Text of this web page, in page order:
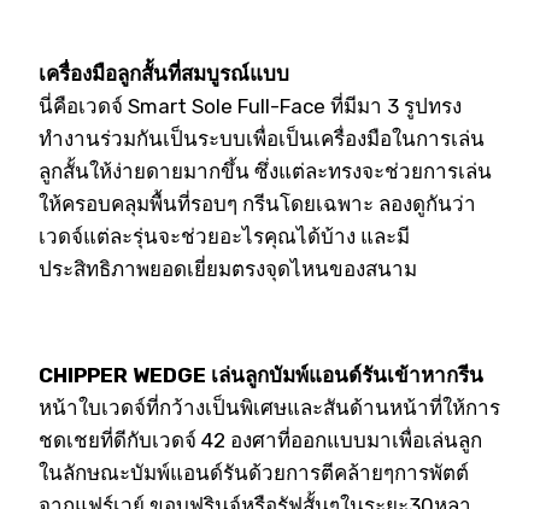
เครื่องมือลูกสั้นที่สมบูรณ์แบบ
นี่คือเวดจ์ Smart Sole Full-Face ที่มีมา 3 รูปทรง
ทำงานร่วมกันเป็นระบบเพื่อเป็นเครื่องมือในการเล่น
ลูกสั้นให้ง่ายดายมากขึ้น ซึ่งแต่ละทรงจะช่วยการเล่น
ให้ครอบคลุมพื้นที่รอบๆ กรีนโดยเฉพาะ ลองดูกันว่า
เวดจ์แต่ละรุ่นจะช่วยอะไรคุณได้บ้าง และมี
ประสิทธิภาพยอดเยี่ยมตรงจุดไหนของสนาม
CHIPPER WEDGE เล่นลูกบัมพ์แอนด์รันเข้าหากรีน
หน้าใบเวดจ์ที่กว้างเป็นพิเศษและสันด้านหน้าที่ให้การ
ชดเชยที่ดีกับเวดจ์ 42 องศาที่ออกแบบมาเพื่อเล่นลูก
ในลักษณะบัมพ์แอนด์รันด้วยการตีคล้ายๆการพัตต์